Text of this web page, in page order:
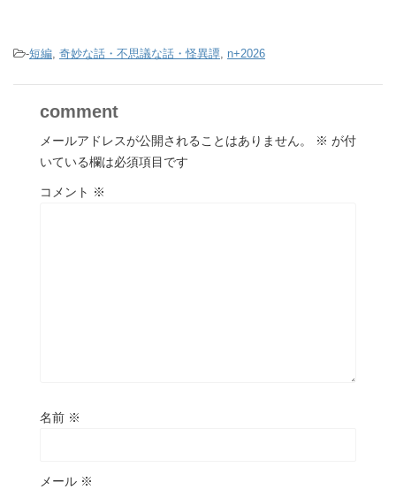
-短編, 奇妙な話・不思議な話・怪異譚, n+2026
comment
メールアドレスが公開されることはありません。 ※ が付
いている欄は必須項目です
コメント ※
名前 ※
メール ※